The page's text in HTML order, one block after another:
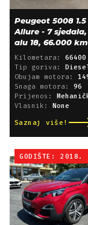
Peugeot 5008
Allure - 7
alu 18, 66.000 km
Kilometara: 66400
Tip goriva:
Obujam motora:
Snaga motora: 96
Prijenos:
Vlasnik:
None
Saznaj više!
GODIŠTE: 2018.